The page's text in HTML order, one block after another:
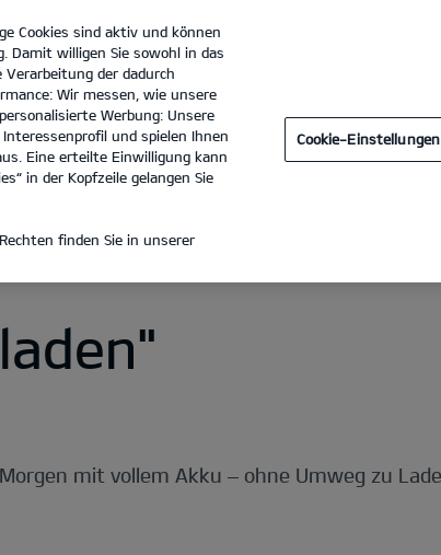
Inh. Michael Seitner
Laden Laden im Unternehmen
Cookies sind aktiv und können
willigen Sie sowohl in das
Verarbeitung der dadurch
Wir messen, wie unsere
Werbung: Unsere
und spielen Ihnen
Eine erteilte Einwilligung kann
in der Kopfzeile gelangen Sie
finden Sie in unserer
Cookie-Einstellungen